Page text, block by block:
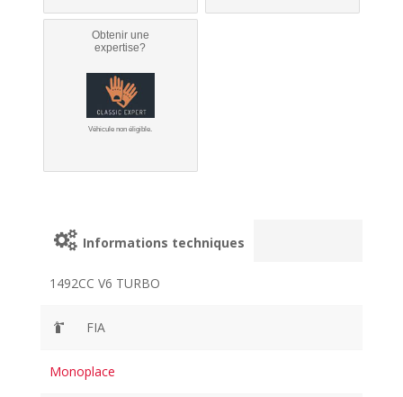
Obtenir une
expertise?
Véhicule non éligible.
Informations techniques
1492CC V6 TURBO
FIA
Monoplace